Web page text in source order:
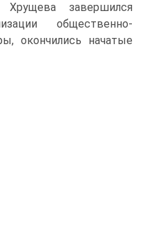
завершился
общественно-
окончились начатые